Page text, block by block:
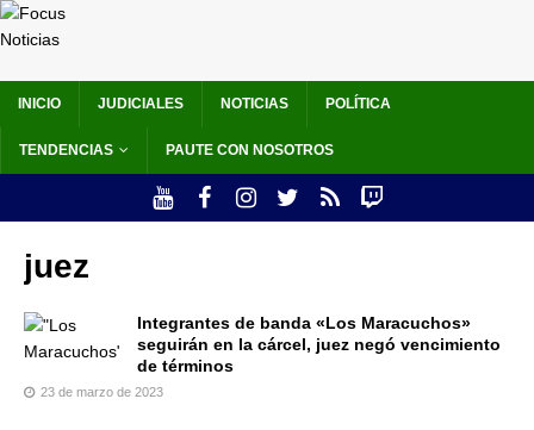
INICIO JUDICIALES NOTICIAS POLÍTICA
TENDENCIAS PAUTE CON NOSOTROS
juez
Integrantes de banda «Los Maracuchos»
seguirán en la cárcel, juez negó vencimiento
de términos
23 de marzo de 2023